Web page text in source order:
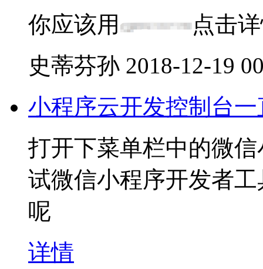
你应该用
点击
史蒂芬孙 2018-12-19
小程序云开发控制台
打开下菜单栏中的微
试微信小程序开发者
呢
详情